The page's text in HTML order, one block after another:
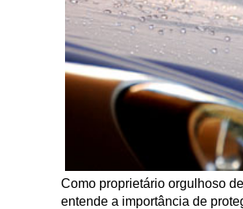
Como proprietário orgulhoso
entende a importância de